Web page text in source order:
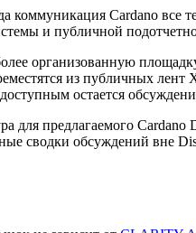
коммуникация Cardano все
и публичной
организованную
из публичных лент
остается
для предлагаемого
сводки обсуждений вне